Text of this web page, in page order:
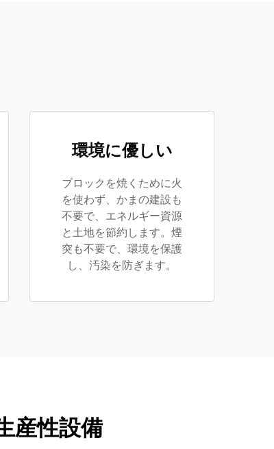
環境に優しい
ブロックを焼くために火
を使わず、かまの建設も
不要で、エネルギー資源
と土地を節約します。煙
突も不要で、環境を保護
し、汚染を防ぎます。
産性設備